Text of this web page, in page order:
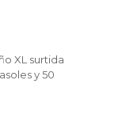
XL surtida
y 50